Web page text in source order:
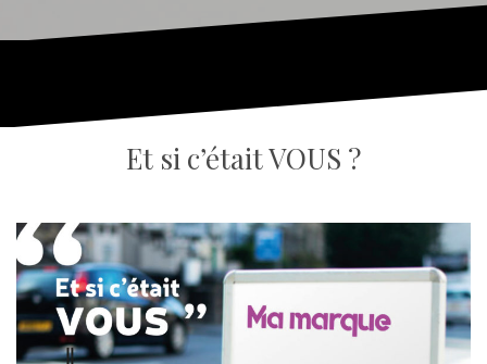
Et si c’était VOUS ?